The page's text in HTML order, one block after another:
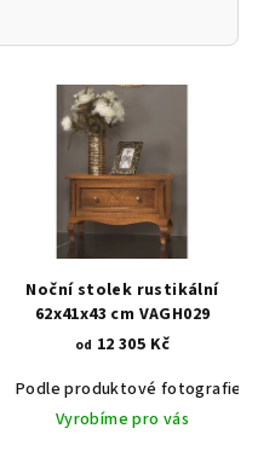
Akát vintage BT1551
Dub světlý
Noční stolek rustikální
62x41x43 cm VAGH029
od 12 305 Kč
Podle produktové fotografie
Vyrobíme pro vás